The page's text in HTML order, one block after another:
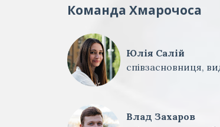
Команда Хмарочоса
Юлія Салій
співзасновниця,
Влад Захаров